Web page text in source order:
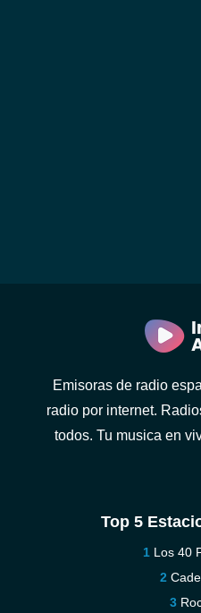
Emisoras de radio
radio por internet.
todos. Tu musica en
Top 5
Los 40